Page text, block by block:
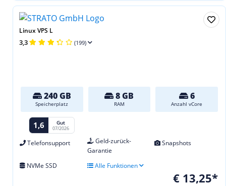
Linux VPS L
3,3 (199)
240 GB
Speicherplatz
8 GB
RAM
6
Anzahl vCore
1,6 Gut
07/2026
Telefonsupport
Geld-zurück-
Garantie
Snapshots
NVMe SSD Alle Funktionen
€ 13,25*